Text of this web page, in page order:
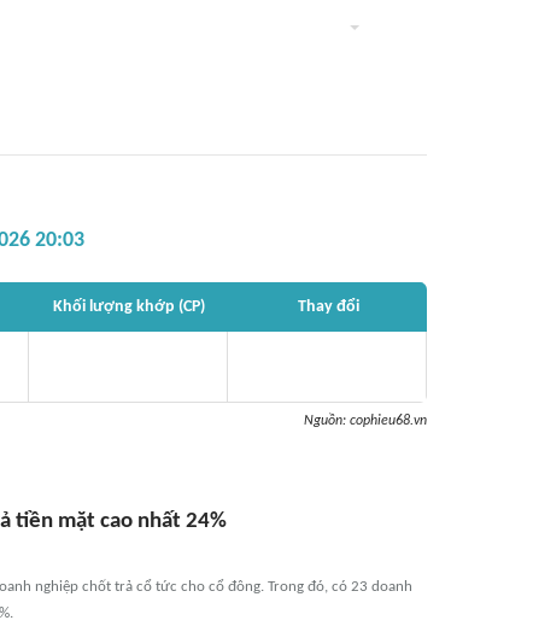
20:03
Khối lượng khớp (CP) Thay đổi
Nguồn: cophieu68.vn
tiền mặt cao nhất 24%
nghiệp chốt trả cổ tức cho cổ đông. Trong đó, có 23 doanh